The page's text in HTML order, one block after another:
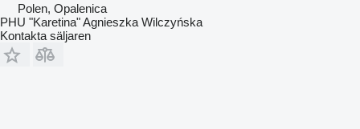
Polen, Opalenica
PHU "Karetina" Agnieszka Wilczyńska
Kontakta säljaren